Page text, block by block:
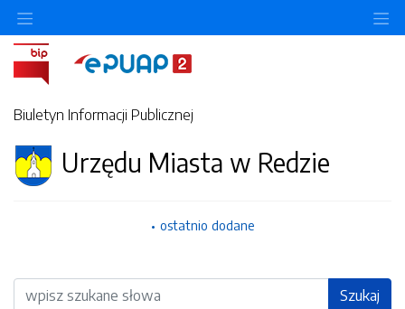
Biuletyn Informacji Publicznej
Urzędu Miasta w Redzie
ostatnio dodane
Wyszukiwarka Szukaj